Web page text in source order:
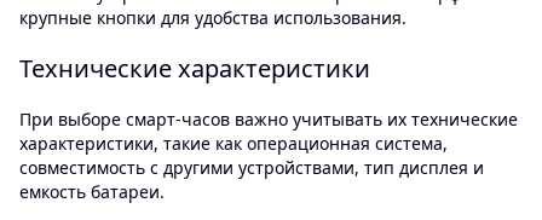
крупные кнопки для удобства использования.
Технические характеристики
При выборе смарт-часов важно учитывать их технические
характеристики, такие как операционная система,
совместимость с другими устройствами, тип дисплея и
емкость батареи.